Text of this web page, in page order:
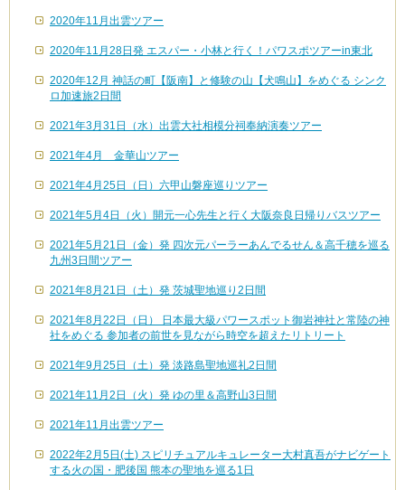
2020年11月出雲ツアー
2020年11月28日発 エスパー・小林と行く！パワスポツアーin東北
2020年12月 神話の町【阪南】と修験の山【犬鳴山】をめぐる シンク
ロ加速旅2日間
2021年3月31日（水）出雲大社相模分祠奉納演奏ツアー
2021年4月 金華山ツアー
2021年4月25日（日）六甲山磐座巡りツアー
2021年5月4日（火）開元一心先生と行く大阪奈良日帰りバスツアー
2021年5月21日（金）発 四次元パーラーあんでるせん＆高千穂を巡る
九州3日間ツアー
2021年8月21日（土）発 茨城聖地巡り2日間
2021年8月22日（日） 日本最大級パワースポット御岩神社と常陸の神
社をめぐる 参加者の前世を見ながら時空を超えたリトリート
2021年9月25日（土）発 淡路島聖地巡礼2日間
2021年11月2日（火）発 ゆの里＆高野山3日間
2021年11月出雲ツアー
2022年2月5日(土) スピリチュアルキュレーター大村真吾がナビゲート
する火の国・肥後国 熊本の聖地を巡る1日